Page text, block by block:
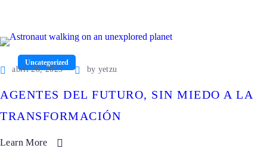
Uncategorized
abril 28, 2023 by yetzu
AGENTES DEL FUTURO, SIN MIEDO A LA
TRANSFORMACIÓN
Learn More